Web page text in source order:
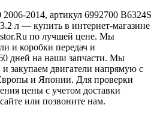
2014, артикул 6992700 B6324S
л — купить в интернет-магазине
по лучшей цене. Мы
и коробки передач и
дней на наши запчасти. Мы
и закупаем двигатели напрямую с
и Японии. Для проверки
цены с учетом доставки
или позвоните нам.